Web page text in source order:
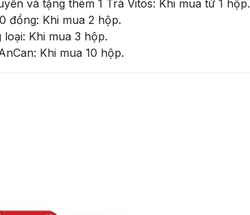
và tặng thêm 1 Trà Vitos: Khi mua từ 1 hộp.
đồng: Khi mua 2 hộp.
Khi mua 3 hộp.
Khi mua 10 hộp.